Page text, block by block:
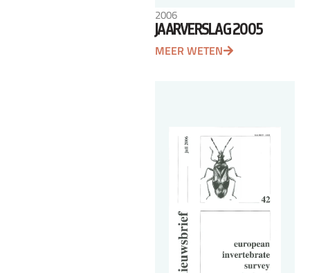
2006
JAARVERSLAG 2005
MEER WETEN